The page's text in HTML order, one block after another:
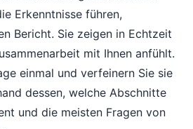
Erkenntnisse führen,
Bericht. Sie zeigen in Echtzeit
mit Ihnen anfühlt.
einmal und verfeinern Sie sie
dessen, welche Abschnitte
und die meisten Fragen von